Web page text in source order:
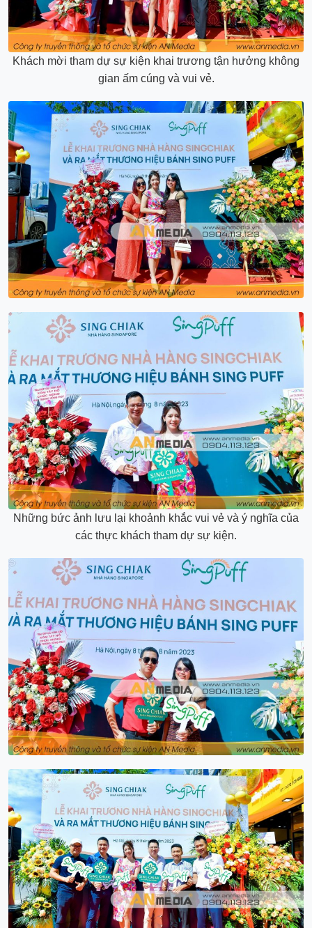
Khách mời tham dự sự kiện khai trương tận hưởng không
gian ấm cúng và vui vẻ.
Những bức ảnh lưu lại khoảnh khắc vui vẻ và ý nghĩa của
các thực khách tham dự sự kiện.